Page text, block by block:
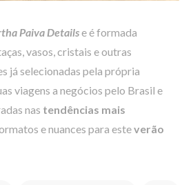
Paiva Detailse é formada
vasos, cristais e outras
já selecionadas pela própria
viagens a negócios pelo Brasil e
nas tendências mais
e nuances para esteverão